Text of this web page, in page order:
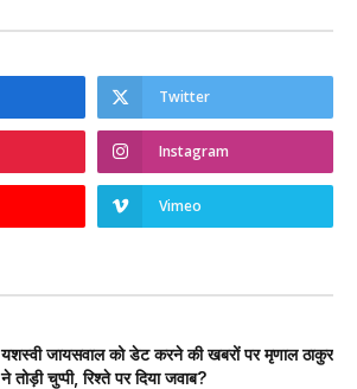
Twitter
Instagram
Vimeo
यशस्वी जायसवाल को डेट करने की खबरों पर मृणाल ठाकुर
ने तोड़ी चुप्पी, रिश्ते पर दिया जवाब?